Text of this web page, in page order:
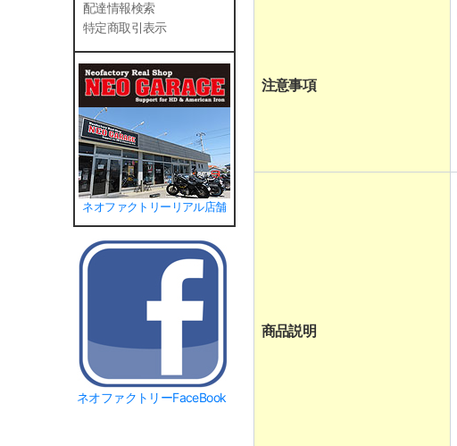
配達情報検索
特定商取引表示
ネオファクトリーリアル店舗
ネオファクトリーFaceBook
注意事項
商品説明